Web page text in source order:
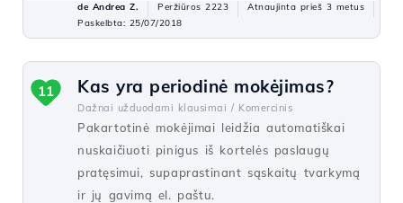
de Andrea Z. Peržiūros 2223
Atnaujinta prieš 3 metus
Paskelbta: 25/07/2018
Kas yra periodinė mokėjimas?
Dažnai užduodami klausimai / Komercinis
Pakartotinė mokėjimai leidžia automatiškai
nuskaičiuoti pinigus iš kortelės paslaugų
pratęsimui, supaprastinant sąskaitų tvarkymą
ir jų gavimą el. paštu.
11